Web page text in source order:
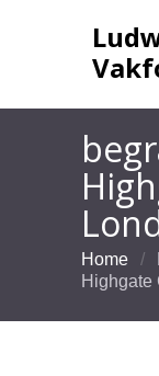
Home
Highgate